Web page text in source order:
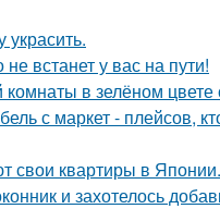
встанет у вас на пути!
в зелёном цвете
с маркет - плейсов,
свои квартиры в Японии.
и захотелось